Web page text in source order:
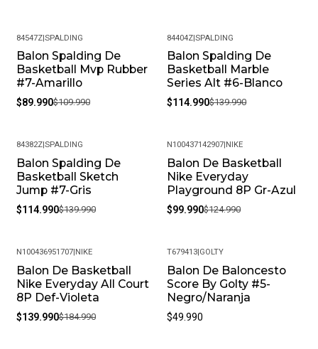
-18%
84547Z|SPALDING
Balon Spalding De
Basketball Mvp Rubber
#7-Amarillo
$89.990$109.990
-18%
84404Z|SPALDING
Balon Spalding De
Basketball Marble
Series Alt #6-Blanco
$114.990$139.990
-18%
84382Z| SPALDING
Balon Spalding De
Basketball Sketch
Jump #7-Gris
$114.990$139.990
-20%
N100437142907 NIKE
Balon De Basketball
Nike Everyday
Playground 8P Gr-Azul
$99.990$124.990
-24%
N100436951707| NIKE
Balon De Basketball
Nike Everyday All Court
8P Def-Violeta
$139.990$184.990
T679413 GOLTY
Balon De Baloncesto
Score By Golty #5-
Negro/Naranja
$49.990